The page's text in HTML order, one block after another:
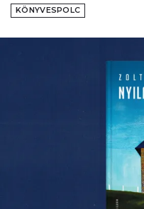
KÖNYVESPOLC